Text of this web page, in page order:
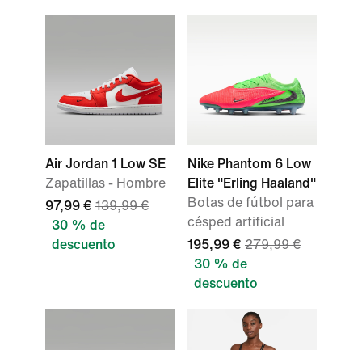
Air Jordan 1 Low SE
Zapatillas - Hombre
97,99 € 139,99 €
30 % de
descuento
Nike Phantom 6 Low
Elite "Erling Haaland"
Botas de fútbol para
césped artificial
195,99 € 279,99 €
30 % de
descuento